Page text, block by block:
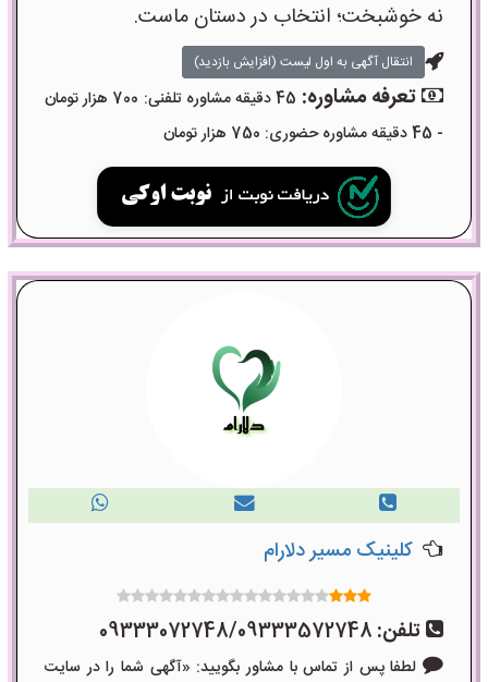
نه خوشبخت؛ انتخاب در دستان ماست.
انتقال آگهی به اول لیست (افزایش بازدید)
تعرفه مشاوره:
45 دقیقه مشاوره تلفنی: 700 هزار تومان
- 45 دقیقه مشاوره حضوری: 750 هزار تومان
کلینیک مسیر دلارام
تلفن: 09333072748/09333572748
لطفا پس از تماس با مشاور بگویید: «آگهی شما را در سایت